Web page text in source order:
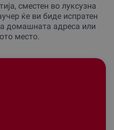
сместен во луксузна
ќе ви биде испратен
домашната адреса или
место.